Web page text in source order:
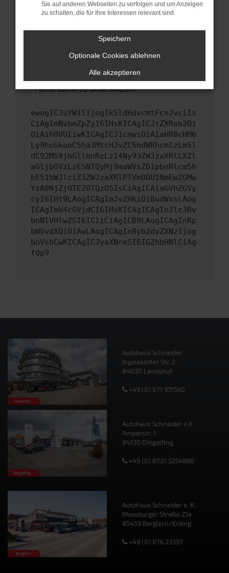
führen, dass bestimmte Funktionen nicht mehr
unterstützt werden.
Wende dich an den Webseitenbetreiber.
Wenn du alle oben genannten Schritte versucht
hast, kontaktiere uns bitte. Wir werden
uns diesen Text schicken, um uns bei der
Fehlersuche zu unterstützen:
ewogICJuYW1lIjogIk5ldHdvcmtFcnJvciIs
CiAgImNvbmZpZyI6IHsKICAgICJtZXRob2Qi
OiAiR0VUIiwKICAgICJ1cmwiOiAiaHR0cHM6
Ly9hcGkueC5ha3MtcHJvZC5hdWRhcmlzLm5l
dC92MS9jbGllbnRzLzI4Ny93ZWJzaXRlLXZl
aGljbGVzLzE5NTQyMj9maWVsZD1pbnRlcm5h
bE51bWJlciZ3ZWJzaXRlPTVmODU1NmEwZGMw
YzA0NjZjOTE2OTQzOSIsCiAgICAiaGVhZGVy
cyI6IHt9LAogICAgImJvZHkiOiBudWxsLAog
ICAgImV4cGVjdCI6IHsKICAgICAgInJlc3Bv
bnNlVHlwZSI6ICIiCiAgICB9LAogICAgInRp
bWVvdXQiOiAwLAogICAgInByb2dyZXNzIjog
bnVsbCwKICAgICJyaXNreSI6IGZhbHNlCiAg
fQp9
Autohaus Schneider
Ingolstädter Str. 2
84030 Landshut
+49 (0) 871 931560
Autohaus Schneider e.K.
Amperstr. 1
84130 Dingolfing
+49 (0) 8731 3254866
Autohaus Schneider e. K.
Moosburger Straße 21a
85459 Berglern/Erding
+49 (0) 876 23397
Sie auf anderen Webseiten zu verfolgen und um Anzeigen
zu schalten, die für Ihre Interessen relevant sind.
Speichern
Optionale Cookies ablehnen
Alle akzeptieren